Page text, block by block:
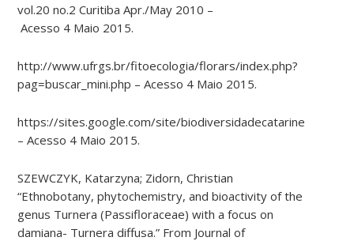
vol.20 no.2 Curitiba Apr./May 2010 –
Acesso 4 Maio 2015.
http://www.ufrgs.br/fitoecologia/florars/index.php?
pag=buscar_mini.php – Acesso 4 Maio 2015.
https://sites.google.com/site/biodiversidadecatarinense/
– Acesso 4 Maio 2015.
SZEWCZYK, Katarzyna; Zidorn, Christian
“Ethnobotany, phytochemistry, and bioactivity of the
genus Turnera (Passifloraceae) with a focus on
damiana-​ Turnera diffusa.” From Journal of